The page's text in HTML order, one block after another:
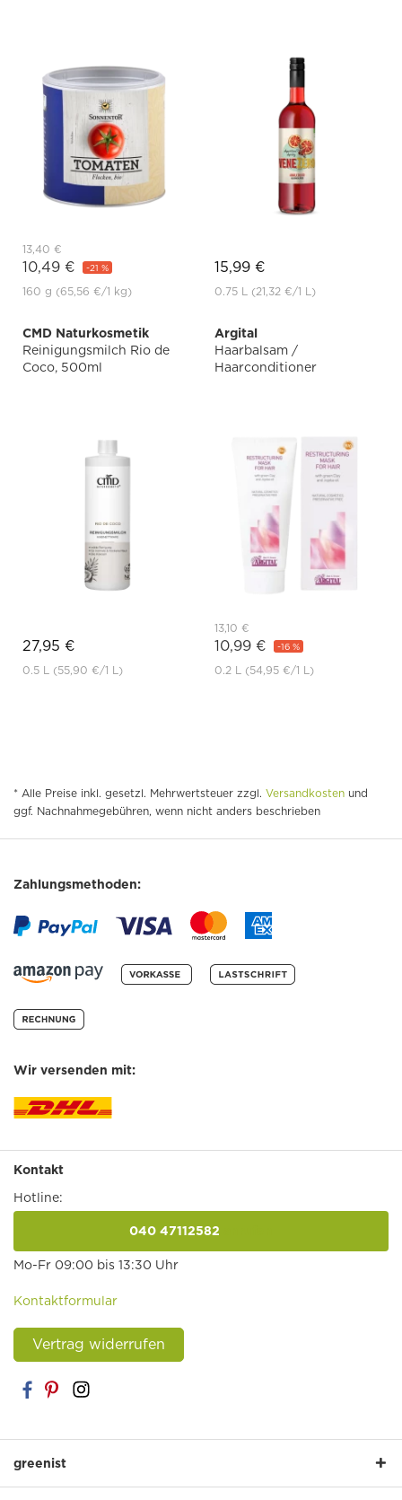
13,40 €
10,49 € -21 %
160 g (65,56 €/1 kg)
15,99 €
0.75 L (21,32 €/1 L)
CMD Naturkosmetik
Reinigungsmilch Rio de
Coco, 500ml
27,95 €
0.5 L (55,90 €/1 L)
Argital
Haarbalsam /
Haarconditioner
13,10 €
10,99 € -16 %
0.2 L (54,95 €/1 L)
* Alle Preise inkl. gesetzl. Mehrwertsteuer zzgl. Versandkosten und
ggf. Nachnahmegebühren, wenn nicht anders beschrieben
Zahlungsmethoden:
Wir versenden mit:
Kontakt
Hotline:
040 47112582
Mo-Fr 09:00 bis 13:30 Uhr
Kontaktformular
Vertrag widerrufen
greenist